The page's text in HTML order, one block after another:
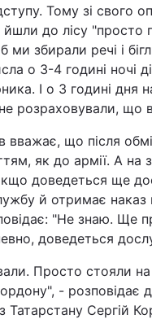
Тому зі свого
до лісу "просто
ми збирали речі і
о 3-4 годині ночі
І о 3 годині дня
розраховували, що
вважає, що після
як до армії. А на
доведеться ще
й отримає наказ
"Не знаю. Ще
доведеться
Просто стояли на
- розповідає
Татарстану Сергій